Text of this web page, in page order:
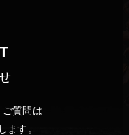
するよう
質問は
ます。